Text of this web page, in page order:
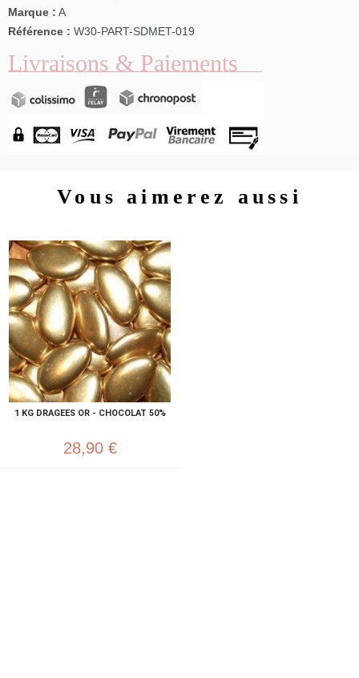
Marque : A
Référence : W30-PART-SDMET-019
Livraisons & Paiements
Vous aimerez aussi
1 KG DRAGEES OR - CHOCOLAT 50%
28,90 €